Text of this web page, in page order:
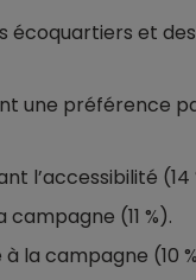
écoquartiers et
une préférence
l’accessibilité (14
(11 %).
la campagne (10